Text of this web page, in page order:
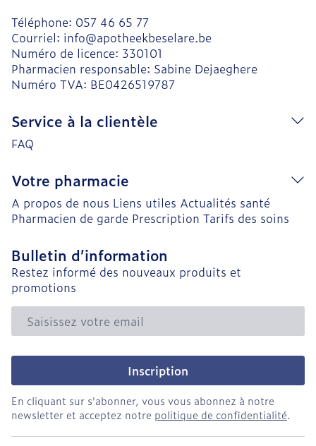
Téléphone: 057 46 65 77
Courriel: info@apotheekbeselare.be
Numéro de licence: 330101
Pharmacien responsable: Sabine Dejaeghere
Numéro TVA: BE0426519787
Service à la clientèle
FAQ
Votre pharmacie
A propos de nous Liens utiles Actualités santé
Pharmacien de garde Prescription Tarifs des soins
Bulletin d’information
Restez informé des nouveaux produits et
promotions
Adresse mail
Inscription
En cliquant sur s'abonner, vous vous abonnez à notre
newsletter et acceptez notre politique de confidentialité.